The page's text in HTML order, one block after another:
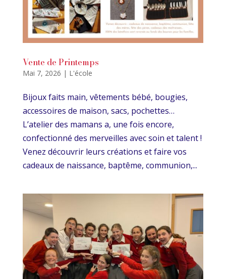
Vente de Printemps
Mai 7, 2026 | L'école
Bijoux faits main, vêtements bébé, bougies,
accessoires de maison, sacs, pochettes…
L’atelier des mamans a, une fois encore,
confectionné des merveilles avec soin et talent !
Venez découvrir leurs créations et faire vos
cadeaux de naissance, baptême, communion,...